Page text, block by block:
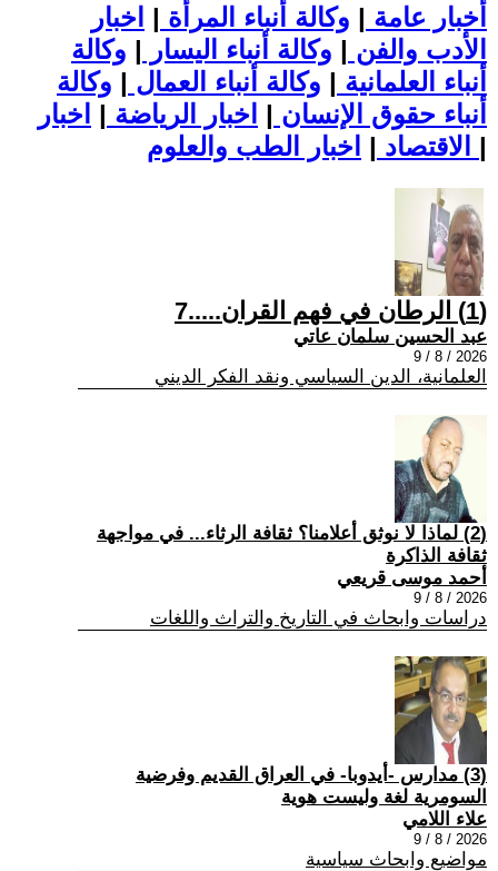
أخبار عامة | وكالة أنباء المرأة | اخبار
الأدب والفن | وكالة أنباء اليسار | وكالة
أنباء العلمانية | وكالة أنباء العمال | وكالة
أنباء حقوق الإنسان | اخبار الرياضة | اخبار
الاقتصاد | |
(1) الرطان في فهم القران.....7
عبد الحسين سلمان عاتي
2026 / 8 / 9
العلمانية، الدين السياسي ونقد الفكر الديني
(2) لماذا لا نوثق أعلامنا؟ ثقافة الرثاء... في مواجهة
ثقافة الذاكرة
أحمد موسى قريعي
2026 / 8 / 9
دراسات وابحاث في التاريخ والتراث واللغات
(3) مدارس -أيدوبا- في العراق القديم وفرضية
السومرية لغة وليست هوية
علاء اللامي
2026 / 8 / 9
مواضيع وابحاث سياسية